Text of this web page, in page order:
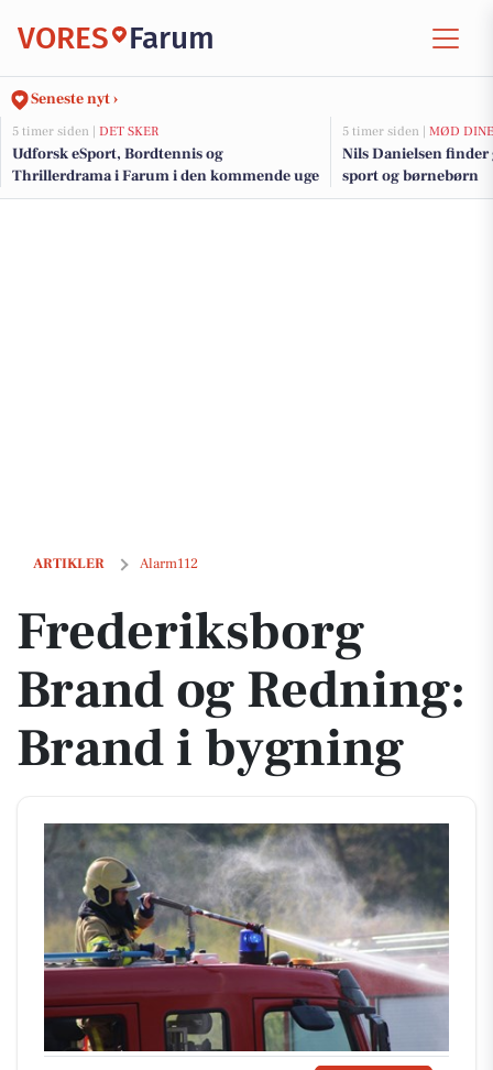
VORES Farum
Seneste nyt ›
5 timer siden | DET SKER
Udforsk eSport, Bordtennis og
Thrillerdrama i Farum i den kommende uge
5 timer siden | MØD
Nils Danielsen
sport og børnebørn
ARTIKLER Alarm112
Frederiksborg Brand og Redning: Brand i bygning
Frederiksborg
Brand og Redning:
Brand i bygning